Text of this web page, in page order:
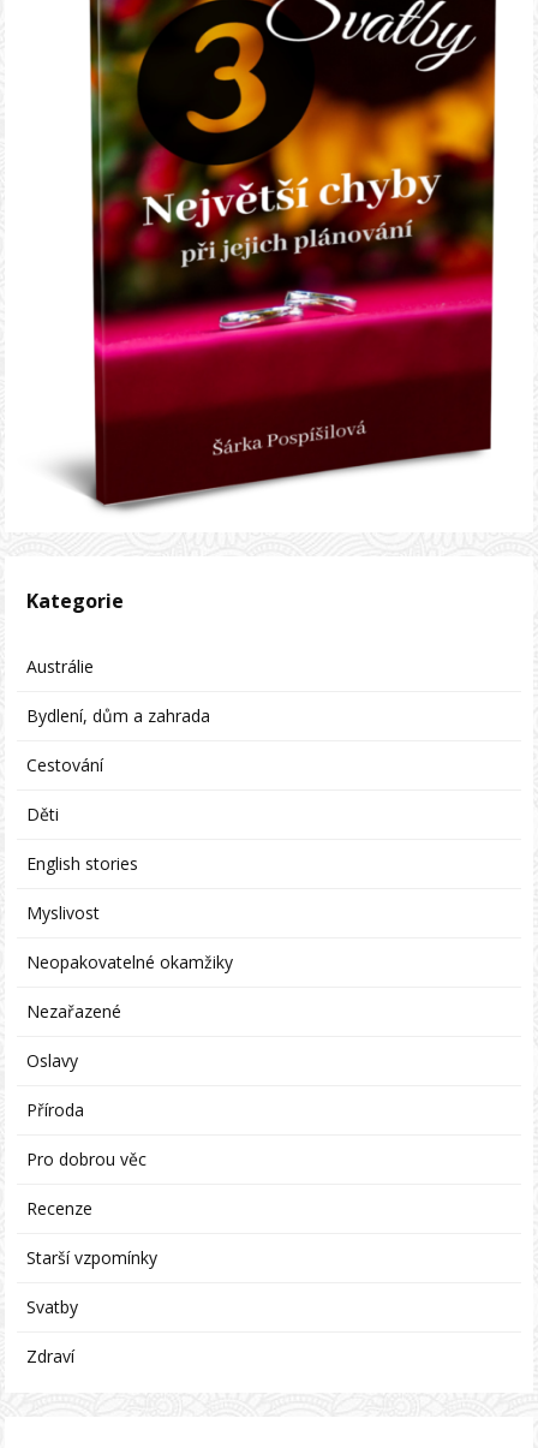
Kategorie
Austrálie
Bydlení, dům a zahrada
Cestování
Děti
English stories
Myslivost
Neopakovatelné okamžiky
Nezařazené
Oslavy
Příroda
Pro dobrou věc
Recenze
Starší vzpomínky
Svatby
Zdraví